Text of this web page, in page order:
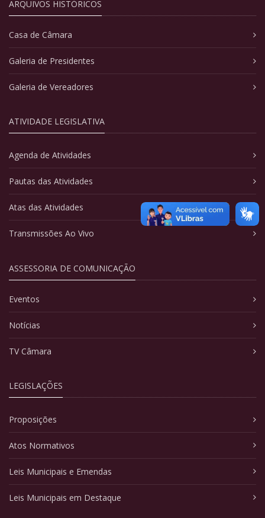
ARQUIVOS HISTÓRICOS
Casa de Câmara
Galeria de Presidentes
Galeria de Vereadores
ATIVIDADE LEGISLATIVA
Agenda de Atividades
Pautas das Atividades
Atas das Atividades
Transmissões Ao Vivo
ASSESSORIA DE COMUNICAÇÃO
Eventos
Notícias
TV Câmara
LEGISLAÇÕES
Proposições
Atos Normativos
Leis Municipais e Emendas
Leis Municipais em Destaque